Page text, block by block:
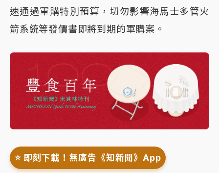
速通過軍購特別預算，切勿影響海馬士多管火
箭系統等發價書即將到期的軍購案。
⭐️ 即刻下載！無廣告《知新聞》App